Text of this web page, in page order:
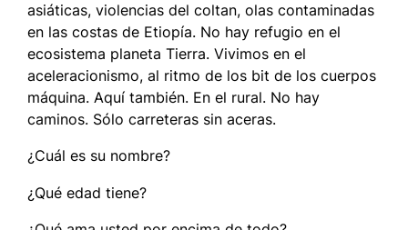
asiáticas, violencias del coltan, olas contaminadas
en las costas de Etiopía. No hay refugio en el
ecosistema planeta Tierra. Vivimos en el
aceleracionismo, al ritmo de los bit de los cuerpos
máquina. Aquí también. En el rural. No hay
caminos. Sólo carreteras sin aceras.
¿Cuál es su nombre?
¿Qué edad tiene?